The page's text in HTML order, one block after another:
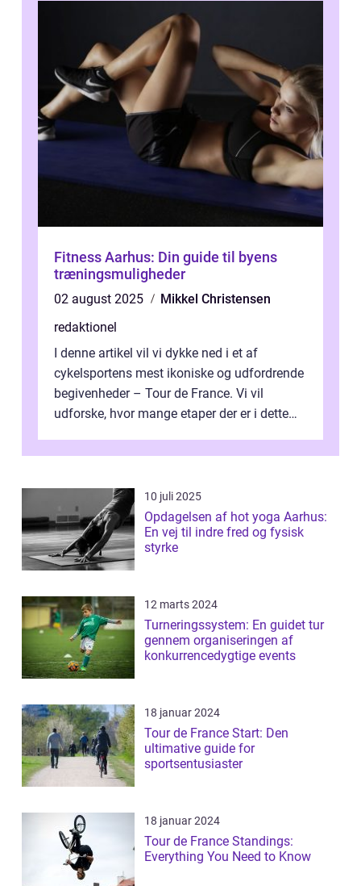
Fitness Aarhus: Din guide til byens
træningsmuligheder
02 august 2025
Mikkel Christensen
redaktionel
I denne artikel vil vi dykke ned i et af
cykelsportens mest ikoniske og udfordrende
begivenheder – Tour de France. Vi vil
udforske, hvor mange etaper der er i dette
10 juli 2025
Opdagelsen af hot yoga Aarhus:
En vej til indre fred og fysisk
styrke
12 marts 2024
Turneringssystem: En guidet tur
gennem organiseringen af
konkurrencedygtige events
18 januar 2024
Tour de France Start: Den
ultimative guide for
sportsentusiaster
18 januar 2024
Tour de France Standings:
Everything You Need to Know